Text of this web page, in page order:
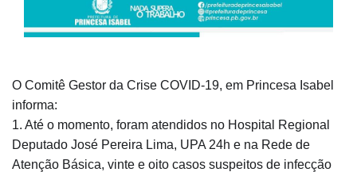
O Comitê Gestor da Crise COVID-19, em Princesa Isabel
informa:
1. Até o momento, foram atendidos no Hospital Regional
Deputado José Pereira Lima, UPA 24h e na Rede de
Atenção Básica, vinte e oito casos suspeitos de infecção